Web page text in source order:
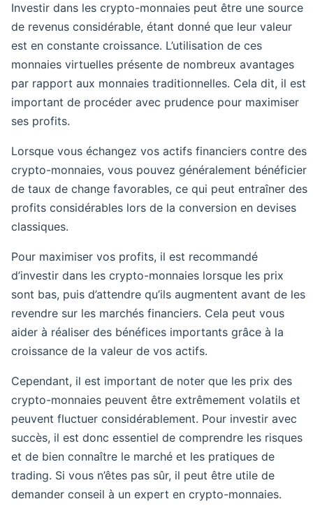
Investir dans les crypto-monnaies peut être une source
de revenus considérable, étant donné que leur valeur
est en constante croissance. L’utilisation de ces
monnaies virtuelles présente de nombreux avantages
par rapport aux monnaies traditionnelles. Cela dit, il est
important de procéder avec prudence pour maximiser
ses profits.
Lorsque vous échangez vos actifs financiers contre des
crypto-monnaies, vous pouvez généralement bénéficier
de taux de change favorables, ce qui peut entraîner des
profits considérables lors de la conversion en devises
classiques.
Pour maximiser vos profits, il est recommandé
d’investir dans les crypto-monnaies lorsque les prix
sont bas, puis d’attendre qu’ils augmentent avant de les
revendre sur les marchés financiers. Cela peut vous
aider à réaliser des bénéfices importants grâce à la
croissance de la valeur de vos actifs.
Cependant, il est important de noter que les prix des
crypto-monnaies peuvent être extrêmement volatils et
peuvent fluctuer considérablement. Pour investir avec
succès, il est donc essentiel de comprendre les risques
et de bien connaître le marché et les pratiques de
trading. Si vous n’êtes pas sûr, il peut être utile de
demander conseil à un expert en crypto-monnaies.